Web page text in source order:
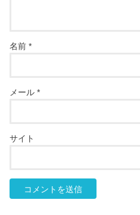
名前*
メール*
サイト